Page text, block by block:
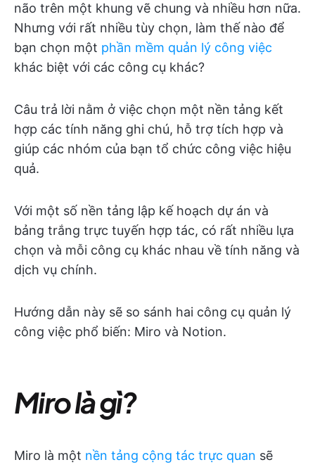
não trên một khung vẽ chung và nhiều hơn nữa.
Nhưng với rất nhiều tùy chọn, làm thế nào để
bạn chọn một phần mềm quản lý công việc
khác biệt với các công cụ khác?
Câu trả lời nằm ở việc chọn một nền tảng kết
hợp các tính năng ghi chú, hỗ trợ tích hợp và
giúp các nhóm của bạn tổ chức công việc hiệu
quả.
Với một số nền tảng lập kế hoạch dự án và
bảng trắng trực tuyến hợp tác, có rất nhiều lựa
chọn và mỗi công cụ khác nhau về tính năng và
dịch vụ chính.
Hướng dẫn này sẽ so sánh hai công cụ quản lý
công việc phổ biến: Miro và Notion.
Miro là gì?
Miro là một nền tảng cộng tác trực quan sẽ